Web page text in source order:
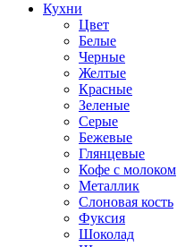
Кухни
Цвет
Белые
Черные
Желтые
Красные
Зеленые
Серые
Бежевые
Глянцевые
Кофе с молоком
Металлик
Слоновая кость
Фуксия
Шоколад